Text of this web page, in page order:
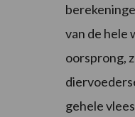
van de hele
oorsprong,
gehele